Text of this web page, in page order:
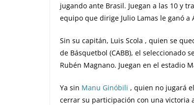
jugando ante Brasil. Juegan a las 10 y
equipo que dirige Julio Lamas le ganó a
Sin su capitán, Luis Scola , quien se
de Básquetbol (CABB), el seleccionado
Rubén Magnano. Juegan en el estadio
Ya sin Manu Ginóbili , quien no jugará
cerrar su participación con una victoria